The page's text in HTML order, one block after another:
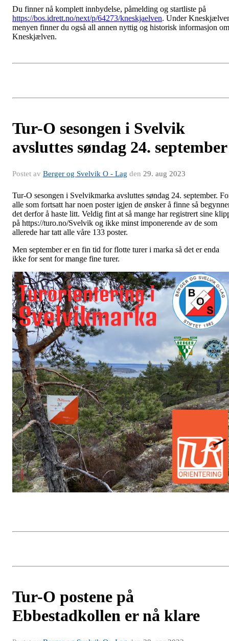
Du finner nå komplett innbydelse, påmelding og startliste på
https://bos.idrett.no/next/p/64273/kneskjaelven. Under
menyen finner du også all annen nyttig og historisk informasjon om
Kneskjælven.
Tur-O sesongen i Svelvik
avsluttes søndag 24. september
Postet av Berger og Svelvik O - Lag den 29. aug 2023
Tur-O sesongen i Svelvikmarka avsluttes søndag 24. september.
alle som fortsatt har noen poster igjen de ønsker å finne så
det derfor å haste litt. Veldig fint at så mange har registrert sine
på https://turo.no/Svelvik og ikke minst imponerende av de som
allerede har tatt alle våre 133 poster.
Men september er en fin tid for flotte turer i marka så det er enda
ikke for sent for mange fine turer.
Tur-O postene på
Ebbestadkollen er nå klare